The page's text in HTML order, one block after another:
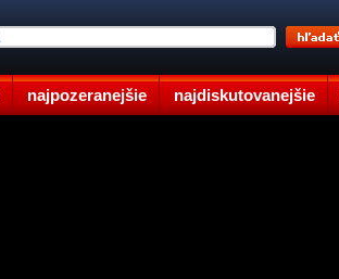
najpozeranejšie najdiskutovanejšie